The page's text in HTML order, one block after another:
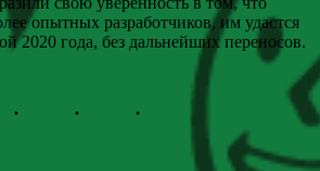
опытных разработчиков, им удастся
2020 года, без дальнейших переносов.